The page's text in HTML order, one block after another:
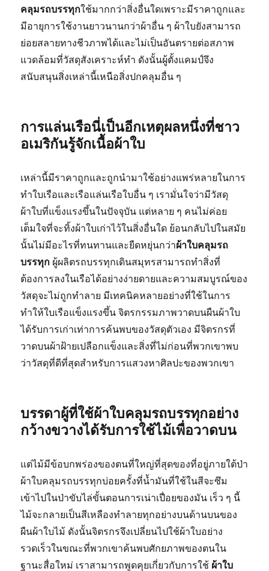
คลุมรถบรรทุกใช้มากกว่าสิ่งอื่นใดเพราะมีราคาถูกและ
มีอายุการใช้งานยาวนานกว่าผ้าอื่น ๆ ผ้าใบยังสามารถ
ย่อยสลายทางชีวภาพได้และไม่เป็นอันตรายต่อสภาพ
แวดล้อมที่วัสดุสังเคราะห์ทำ ดังนั้นผู้ตั้งแคมป์จึง
สนับสนุนสิ่งเหล่านี้เหนือสิ่งปกคลุมอื่น ๆ
การแล่นเรือนี่เป็นอีกเหตุผลหนึ่งที่ชาว
อเมริกันรู้จักเนื้อผ้าใบ
เหล่านี้มีราคาถูกและถูกนำมาใช้อย่างแพร่หลายในการ
ทำใบเรือและเรือแล่นเรือใบอื่น ๆ เรามั่นใจว่ามีวัสดุ
ผ้าใบที่แข็งแรงขึ้นในปัจจุบัน แต่หลาย ๆ คนไม่ค่อย
เต็มใจที่จะทิ้งผ้าใบเก่าไว้ในสิ่งอื่นใด ย้อนกลับไปในสมัย
นั้นไม่มีอะไรที่ทนทานและยืดหยุ่นกว่าผ้าใบคลุมรถ
บรรทุก ผู้ผลิตรถบรรทุกเดินสมุทรสามารถทำสิ่งที่
ต้องการลงในเรือได้อย่างง่ายดายและความสมบูรณ์ของ
วัสดุจะไม่ถูกทำลาย มีเทคนิคหลายอย่างที่ใช้ในการ
ทำให้ใบเรือแข็งแรงขึ้น จิตรกรรมภาพวาดบนผืนผ้าใบ
ได้รับการเก่าเท่าการค้นพบของวัสดุตัวเอง มีจิตรกรที่
วาดบนผ้าฝ้ายเปลือกแข็งและสิ่งที่ไม่ก่อนที่พวกเขาพบ
ว่าวัสดุที่ดีที่สุดสำหรับการแสวงหาศิลปะของพวกเขา
บรรดาผู้ที่ใช้ผ้าใบคลุมรถบรรทุกอย่าง
กว้างขวางได้รับการใช้ไม้เพื่อวาดบน
แต่ไม้มีข้อบกพร่องของตนที่ใหญ่ที่สุดของที่อยู่ภายใต้ป่า
ผ้าใบคลุมรถบรรทุกบ่อยครั้งที่น้ำมันที่ใช้ในสีจะซึม
เข้าไปในป่าขับไล่ขั้นตอนการเน่าเปื่อยของมัน เร็ว ๆ นี้
ไม้จะกลายเป็นสีเหลืองทำลายทุกอย่างบนด้านบนของ
ผืนผ้าใบไม้ ดังนั้นจิตรกรจึงเปลี่ยนไปใช้ผ้าใบอย่าง
รวดเร็วในขณะที่พวกเขาค้นพบศักยภาพของตนใน
ฐานะสื่อใหม่ เราสามารถพูดคุยเกี่ยวกับการใช้ ผ้าใบ